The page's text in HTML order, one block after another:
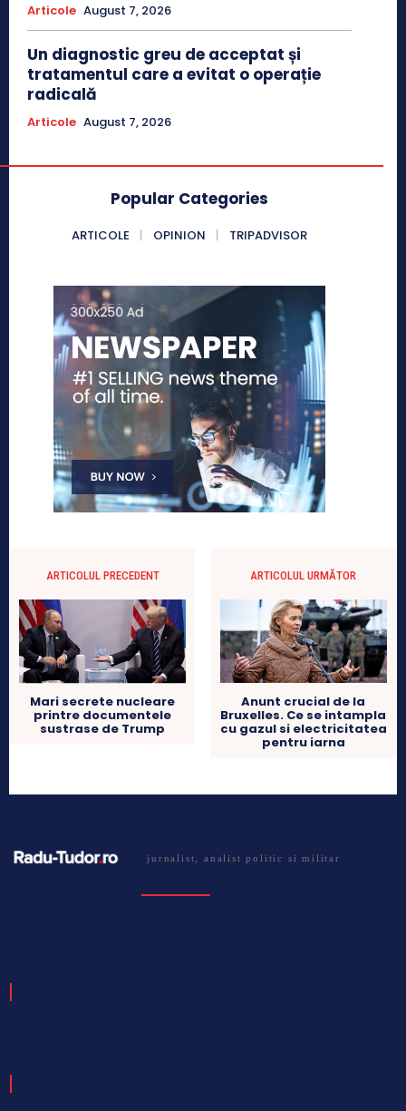
Articole August 7, 2026
Un diagnostic greu de acceptat și
tratamentul care a evitat o operație
radicală
Articole August 7, 2026
Popular Categories
ARTICOLE OPINION TRIPADVISOR
ARTICOLUL PRECEDENT
Mari secrete nucleare
printre documentele
sustrase de Trump
ARTICOLUL URMĂTOR
Anunt crucial de la
Bruxelles. Ce se intampla
cu gazul si electricitatea
pentru iarna
jurnalist, analist politic si militar